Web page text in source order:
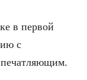
в первой
с